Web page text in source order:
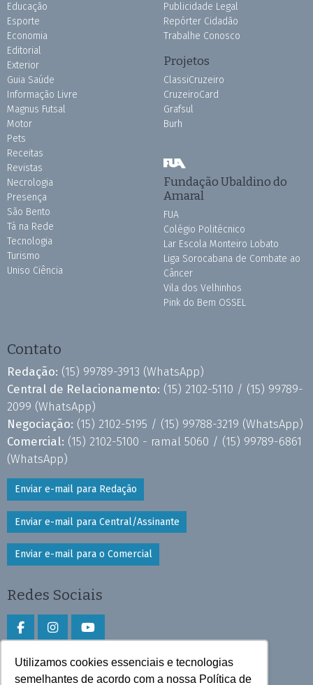
Utilizamos cookies essenciais e tecnologias
semelhantes de acordo com a nossa Política de
Educação
Esporte
Economia
Editorial
Exterior
Guia Saúde
Informação Livre
Magnus Futsal
Motor
Pets
Receitas
Revistas
Necrologia
Presença
São Bento
Tá na Rede
Tecnologia
Turismo
Uniso Ciência
Publicidade Legal
Repórter Cidadão
Trabalhe Conosco
Projetos
ClassiCruzeiro
CruzeiroCard
Grafsul
Burh
Fundação Ubaldino do
Amaral
FUA
Colégio Politécnico
Lar Escola Monteiro Lobato
Liga Sorocabana de Combate ao
Câncer
Vila dos Velhinhos
Pink do Bem OSSEL
Contato
Redação: (15) 99789-3913 (WhatsApp)
Central de Relacionamento: (15) 2102-5110 / (15) 99789-
2099 (WhatsApp)
Negociação: (15) 2102-5195 / (15) 99788-3219 (WhatsApp)
Comercial: (15) 2102-5100 - ramal 5060 / (15) 99789-6861
(WhatsApp)
Enviar e-mail para Redação
Enviar e-mail para Central/Assinante
Enviar e-mail para o Comercial
Redes Sociais
Faça download do aplicativo